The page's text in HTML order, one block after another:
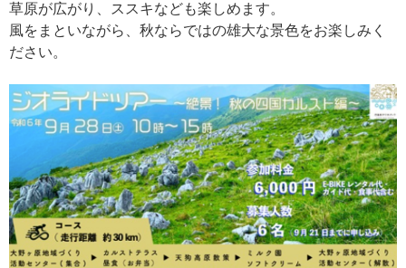
草原が広がり、ススキなども楽しめます。
風をまといながら、秋ならではの雄大な景色をお楽しみく
ださい。